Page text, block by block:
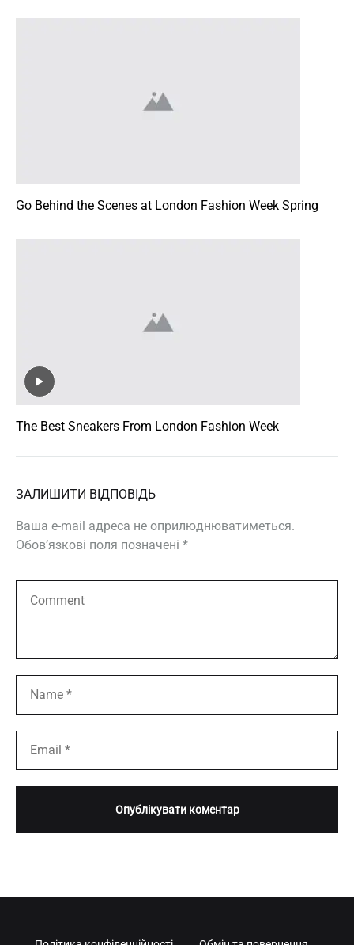
Go Behind the Scenes at London Fashion Week Spring
The Best Sneakers From London Fashion Week
ЗАЛИШИТИ ВІДПОВІДЬ
Ваша e-mail адреса не оприлюднюватиметься.
Обов’язкові поля позначені *